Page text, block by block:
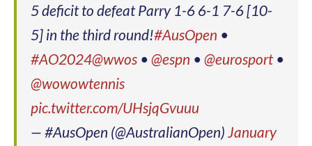
5 deficit to defeat Parry 1-6 6-1 7-6 [10-
5] in the third round!#AusOpen •
#AO2024@wwos • @espn • @eurosport•
@wowowtennis
pic.twitter.com/UHsjqGvuuu
— #AusOpen (@AustralianOpen) January